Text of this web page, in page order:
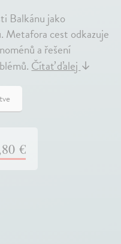
Balkánu jako
Metafora cest odkazuje
a řešení
Čítať ďalej ↓
€